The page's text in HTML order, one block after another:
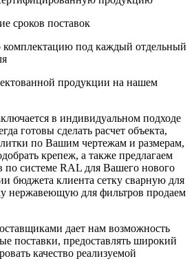
сроков поставок
под каждый отдельный
продукции на нашем
в индивидуальном подходе
готовы сделать расчет объекта,
по Вашим чертежам и размерам,
крепеж, а также предлагаем
системе RAL для Вашего нового
бюджета клиента сетку сварную для
нержавеющую для фильтров продаем
дает нам возможность
поставки, предоставлять широкий
качество реализуемой